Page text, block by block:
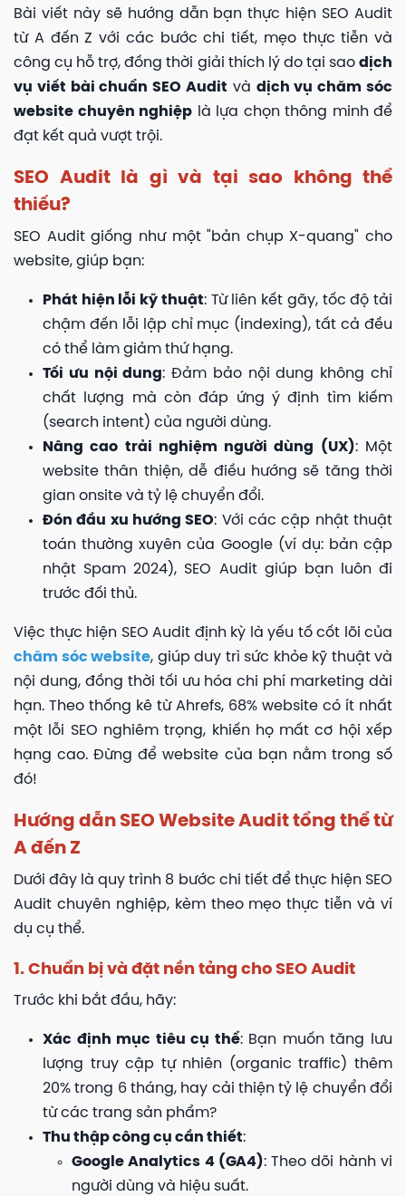
Bài viết này sẽ hướng dẫn bạn thực hiện SEO Audit
từ A đến Z với các bước chi tiết, mẹo thực tiễn và
công cụ hỗ trợ, đồng thời giải thích lý do tại sao dịch
vụ viết bài chuẩn SEO Audit và dịch vụ chăm sóc
website chuyên nghiệp là lựa chọn thông minh để
đạt kết quả vượt trội.
SEO Audit là gì và tại sao không thể
thiếu?
SEO Audit giống như một "bản chụp X-quang" cho
website, giúp bạn:
Phát hiện lỗi kỹ thuật: Từ liên kết gãy, tốc độ tải
chậm đến lỗi lập chỉ mục (indexing), tất cả đều
có thể làm giảm thứ hạng.
Tối ưu nội dung: Đảm bảo nội dung không chỉ
chất lượng mà còn đáp ứng ý định tìm kiếm
(search intent) của người dùng.
Nâng cao trải nghiệm người dùng (UX): Một
website thân thiện, dễ điều hướng sẽ tăng thời
gian onsite và tỷ lệ chuyển đổi.
Đón đầu xu hướng SEO: Với các cập nhật thuật
toán thường xuyên của Google (ví dụ: bản cập
nhật Spam 2024), SEO Audit giúp bạn luôn đi
trước đối thủ.
Việc thực hiện SEO Audit định kỳ là yếu tố cốt lõi của
chăm sóc website, giúp duy trì sức khỏe kỹ thuật và
nội dung, đồng thời tối ưu hóa chi phí marketing dài
hạn. Theo thống kê từ Ahrefs, 68% website có ít nhất
một lỗi SEO nghiêm trọng, khiến họ mất cơ hội xếp
hạng cao. Đừng để website của bạn nằm trong số
đó!
Hướng dẫn SEO Website Audit tổng thể từ
A đến Z
Dưới đây là quy trình 8 bước chi tiết để thực hiện SEO
Audit chuyên nghiệp, kèm theo mẹo thực tiễn và ví
dụ cụ thể.
1. Chuẩn bị và đặt nền tảng cho SEO Audit
Trước khi bắt đầu, hãy:
Xác định mục tiêu cụ thể: Bạn muốn tăng lưu
lượng truy cập tự nhiên (organic traffic) thêm
20% trong 6 tháng, hay cải thiện tỷ lệ chuyển đổi
từ các trang sản phẩm?
Thu thập công cụ cần thiết:
Google Analytics 4 (GA4): Theo dõi hành vi
người dùng và hiệu suất.